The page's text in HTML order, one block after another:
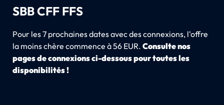
SBB CFF FFS
Pour les 7 prochaines dates avec des connexions, l'offre
la moins chère commence à 56 EUR. Consulte nos
pages de connexions ci-dessous pour toutes les
disponibilités !